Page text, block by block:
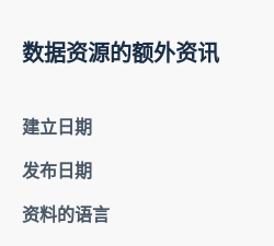
数据资源的额外资讯
建立日期
发布日期
资料的语言